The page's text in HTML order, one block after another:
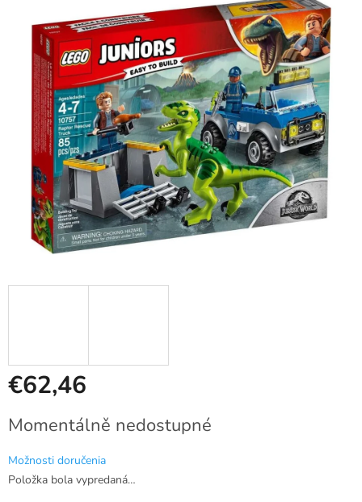
hviezdičiek.
€62,46
cena:
Momentálně nedostupné
Možnosti doručenia
Položka bola vypredaná…